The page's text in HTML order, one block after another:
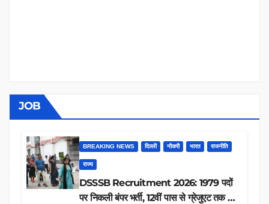
JOB
BREAKING NEWS दिल्ली नौकरी भारत राजनीति
राज्य
DSSSB Recruitment 2026: 1979 पदों
पर निकली बंपर भर्ती, 12वीं पास से ग्रेजुएट तक करें